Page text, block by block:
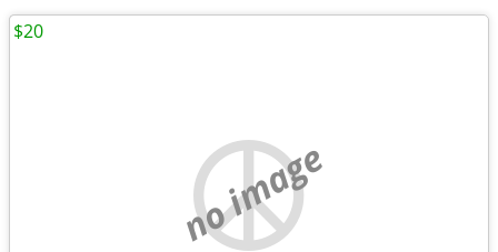
no image
$20